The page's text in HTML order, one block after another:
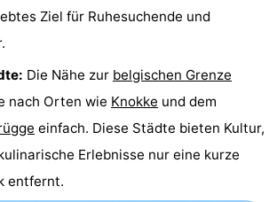
Ziel für Ruhesuchende und
Die Nähe zur belgischen Grenze
nach Orten wie Knokke und dem
einfach. Diese Städte bieten Kultur,
Erlebnisse nur eine kurze
entfernt.